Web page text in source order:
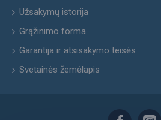
Užsakymų istorija
Grąžinimo forma
Garantija ir atsisakymo teisės
Svetainės žemėlapis